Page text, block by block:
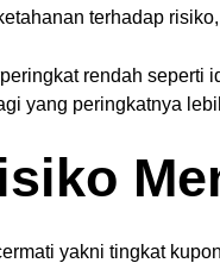
terhadap
rendah seperti
yang peringkatnya
yakni tingkat